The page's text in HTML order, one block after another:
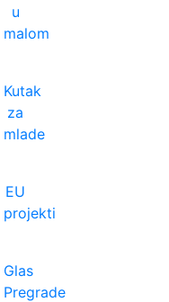
u
malom
Kutak
za
mlade
EU
projekti
Glas
Pregrade